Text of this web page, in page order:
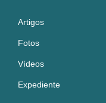
Artigos
Fotos
Vídeos
Expediente